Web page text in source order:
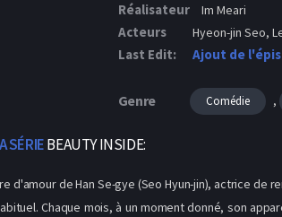
Réalisateur Im Meari
Acteurs Hyeon-jin Seo,
Last Edit: Ajout de
Genre Comédie ,
SÉRIEBEAUTY INSIDE:
d'amour de Han Se-gye (Seo Hyun-jin), actrice
Chaque mois, à un moment donné, son